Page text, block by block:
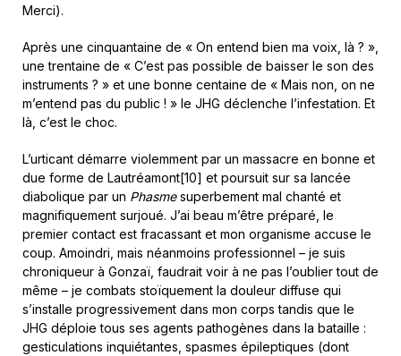
Merci).
Après une cinquantaine de « On entend bien ma voix, là ? »,
une trentaine de « C’est pas possible de baisser le son des
instruments ? » et une bonne centaine de « Mais non, on ne
m’entend pas du public ! » le JHG déclenche l’infestation. Et
là, c’est le choc.
L’urticant démarre violemment par un massacre en bonne et
due forme de Lautréamont[10] et poursuit sur sa lancée
diabolique par un Phasmesuperbement mal chanté et
magnifiquement surjoué. J’ai beau m’être préparé, le
premier contact est fracassant et mon organisme accuse le
coup. Amoindri, mais néanmoins professionnel – je suis
chroniqueur à Gonzaï, faudrait voir à ne pas l’oublier tout de
même – je combats stoïquement la douleur diffuse qui
s’installe progressivement dans mon corps tandis que le
JHG déploie tous ses agents pathogènes dans la bataille :
gesticulations inquiétantes, spasmes épileptiques (dont